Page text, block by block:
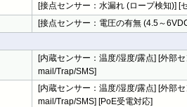
[接点センサー：水漏れ (ロープ検知)] [
[接点センサー：電圧の有無 (4.5～
[内蔵センサー：温度/湿度/露点] [外部
mail/Trap/SMS]
[内蔵センサー：温度/湿度/露点] [外部
mail/Trap/SMS] [PoE受電対応]